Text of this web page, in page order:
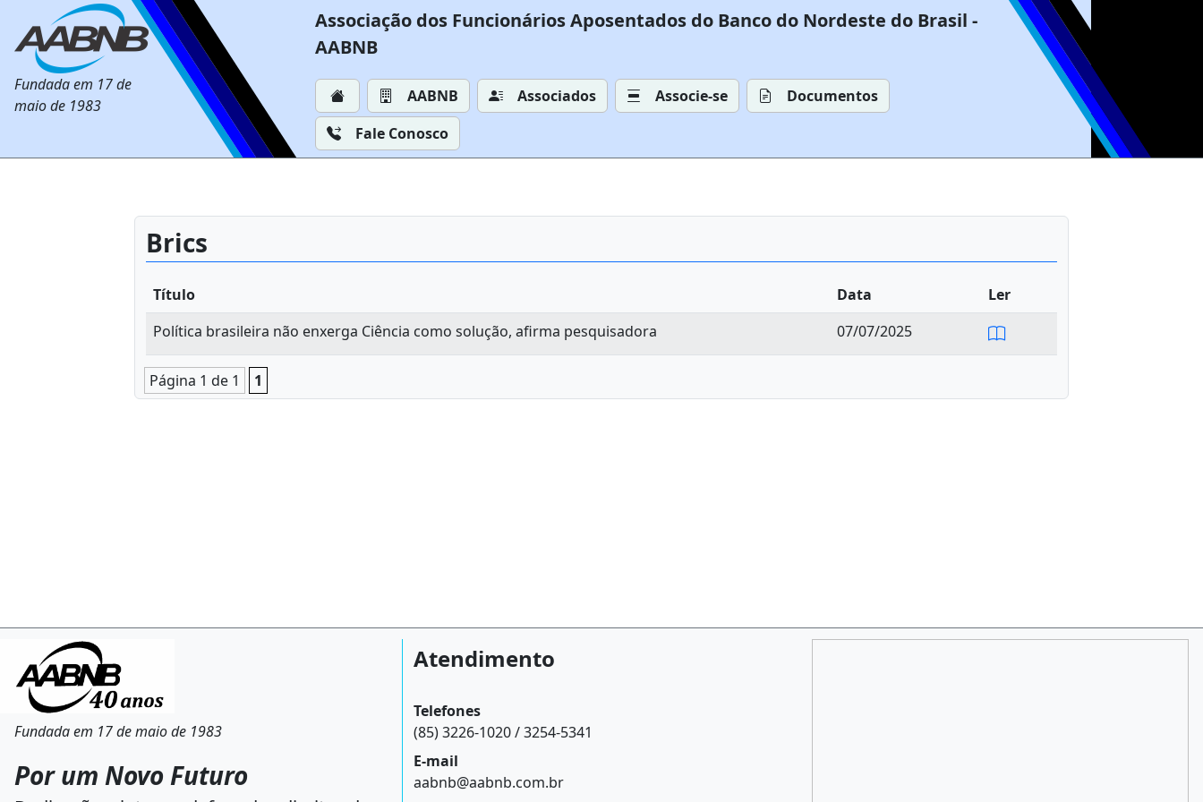
Fundada em 17 de
maio de 1983
Associação dos Funcionários Aposentados do Banco do Nordeste do Brasil -
AABNB
AABNB Associados Associe-se
Documentos
Fale Conosco
Brics
Título Data
Ler
Política brasileira não enxerga Ciência como solução, afirma pesquisadora
07/07/2025
Página 1 de 1 1
Fundada em 17 de maio de 1983
Por um Novo Futuro
Atendimento
Telefones
(85) 3226-1020 / 3254-5341
E-mail
aabnb@aabnb.com.br